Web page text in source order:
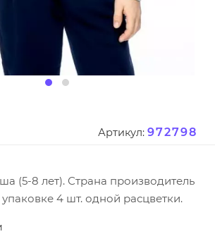
Артикул: 972798
(5-8 лет). Страна производитель
упаковке 4 шт. одной расцветки.